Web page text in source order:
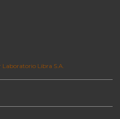
Laboratorio Libra S.A.